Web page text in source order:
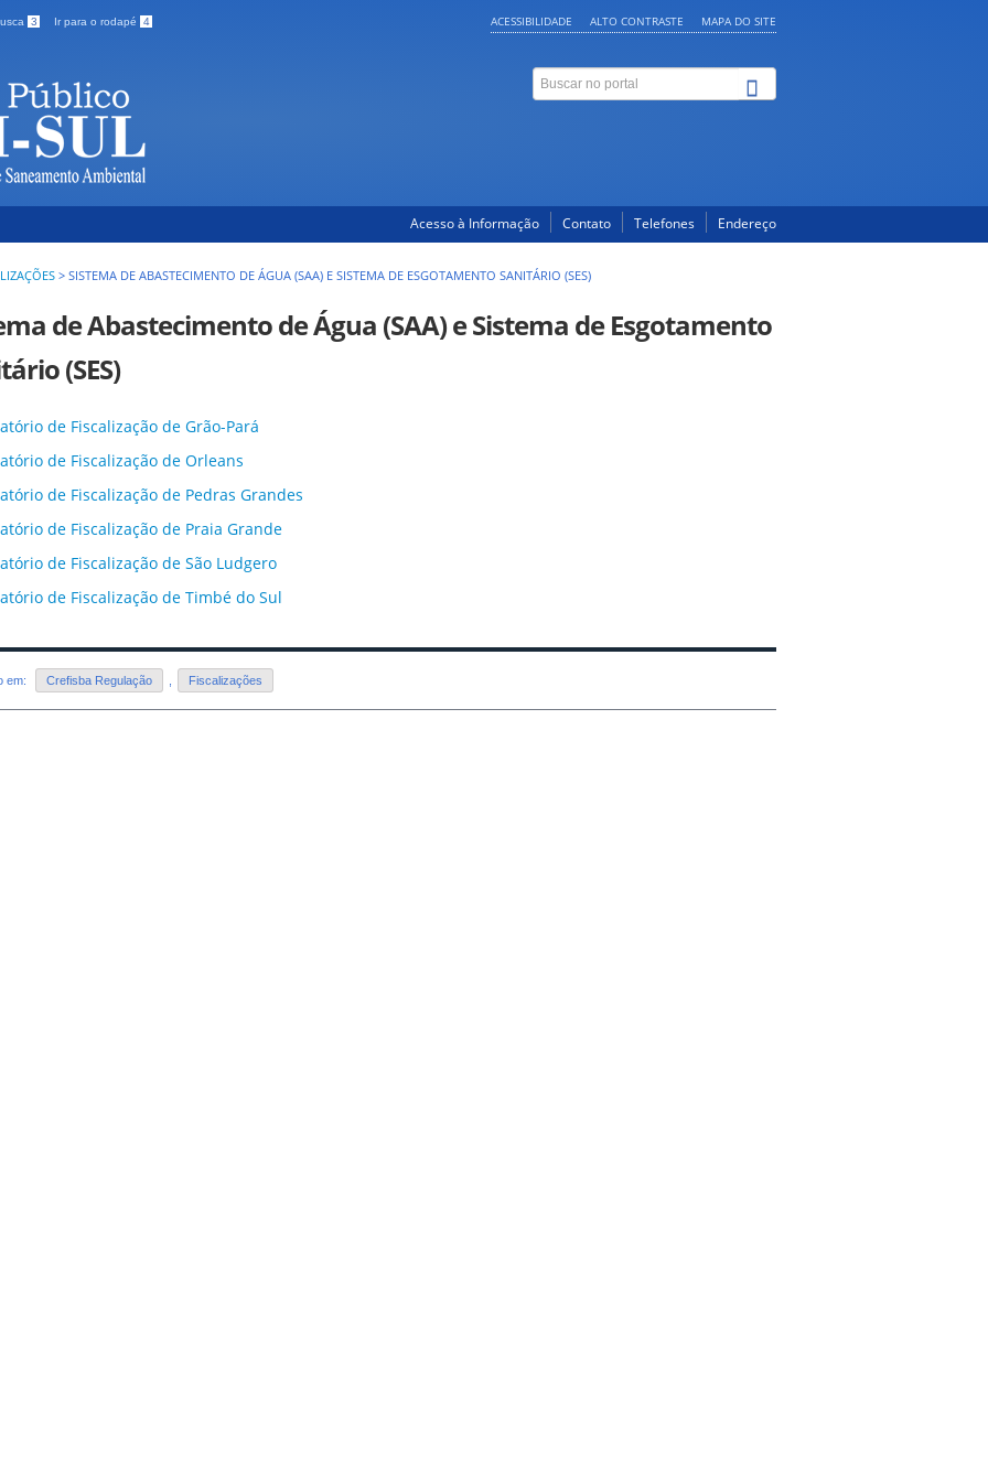
3 Ir para o rodapé 4 ACESSIBILIDADE ALTO CONTRASTE MAPA DO SITE
Acesso à Informação Contato Telefones Endereço
> SISTEMA DE ABASTECIMENTO DE ÁGUA (SAA) E SISTEMA DE ESGOTAMENTO SANITÁRIO (SES)
de Abastecimento de Água (SAA) e Sistema de Esgotamento
(SES)
de Fiscalização de Grão-Pará
de Fiscalização de Orleans
de Fiscalização de Pedras Grandes
de Fiscalização de Praia Grande
de Fiscalização de São Ludgero
de Fiscalização de Timbé do Sul
em: Crefisba Regulação Fiscalizações